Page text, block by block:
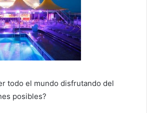
todo el mundo disfrutando del
posibles?